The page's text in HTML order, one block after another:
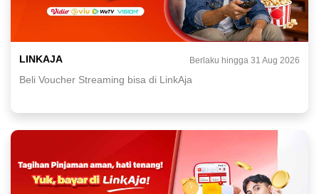
LINKAJA Berlaku hingga 31 Aug 2026
Beli Voucher Streaming bisa di LinkAja